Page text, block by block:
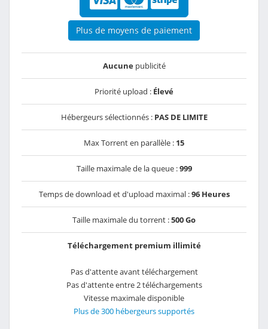
Plus de moyens de paiement
Aucunepublicité
Priorité upload : Élevé
Hébergeurs sélectionnés : PAS DE LIMITE
Max Torrent en parallèle : 15
Taille maximale de la queue :999
Temps de download et d'upload maximal :96 Heures
Taille maximale du torrent :500 Go
Téléchargement premium illimité
Pas d'attente avant téléchargement
Pas d'attente entre 2 téléchargements
Vitesse maximale disponible
Plus de 300 hébergeurs supportés